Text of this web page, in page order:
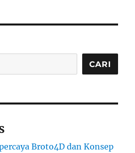
CARI
Broto4D dan Konsep